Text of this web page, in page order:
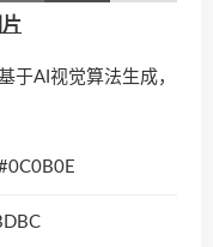
于AI视觉算法生成，